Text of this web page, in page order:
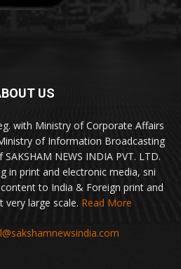
US
with Ministry of Corporate Affairs
of Information Broadcasting
NEWS INDIA PVT. LTD.
in print and electronic media, sni
to India & Foreign print and
very large scale. Read More